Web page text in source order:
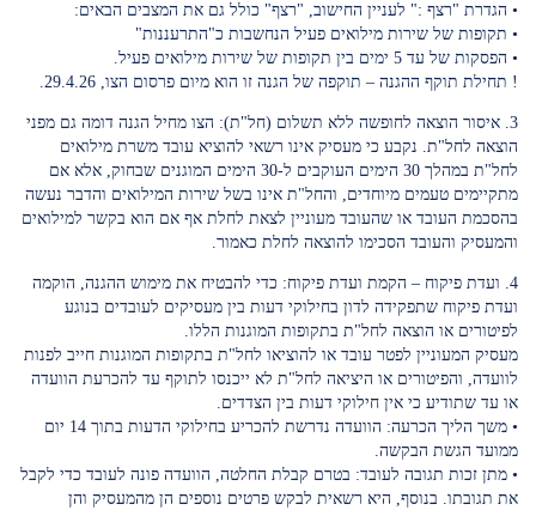
• הגדרת "רצף :" לעניין החישוב, "רצף" כולל גם את המצבים הבאים:
• תקופות של שירות מילואים פעיל הנחשבות כ"התרעננות"
• הפסקות של עד 5 ימים בין תקופות של שירות מילואים פעיל.
! תחילת תוקף ההגנה – תוקפה של הגנה זו הוא מיום פרסום הצו, 29.4.26.
3. איסור הוצאה לחופשה ללא תשלום (חל"ת): הצו מחיל הגנה דומה גם מפני
הוצאה לחל"ת. נקבע כי מעסיק אינו רשאי להוציא עובד משרת מילואים
לחל"ת במהלך 30 הימים העוקבים ל-30 הימים המוגנים שבחוק, אלא אם
מתקיימים טעמים מיוחדים, והחל"ת אינו בשל שירות המילואים והדבר נעשה
בהסכמת העובד או שהעובד מעוניין לצאת לחלת אף אם הוא בקשר למילואים
והמעסיק והעובד הסכימו להוצאה לחלת כאמור.
4. ועדת פיקוח – הקמת ועדת פיקוח: כדי להבטיח את מימוש ההגנה, הוקמה
ועדת פיקוח שתפקידה לדון בחילוקי דעות בין מעסיקים לעובדים בנוגע
לפיטורים או הוצאה לחל"ת בתקופות המוגנות הללו.
מעסיק המעוניין לפטר עובד או להוציאו לחל"ת בתקופות המוגנות חייב לפנות
לוועדה, והפיטורים או היציאה לחל"ת לא ייכנסו לתוקף עד להכרעת הוועדה
או עד שתודיע כי אין חילוקי דעות בין הצדדים.
• משך הליך הכרעה: הוועדה נדרשת להכריע בחילוקי הדעות בתוך 14 יום
ממועד הגשת הבקשה.
• מתן זכות תגובה לעובד: בטרם קבלת החלטה, הוועדה פונה לעובד כדי לקבל
את תגובתו. בנוסף, היא רשאית לבקש פרטים נוספים הן מהמעסיק והן